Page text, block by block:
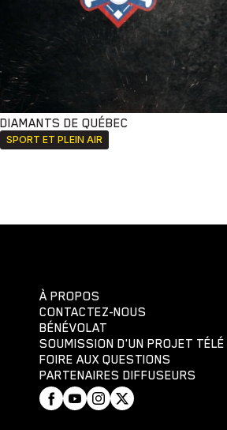
DIAMANTS DE QUÉBEC
SPORT ET PLEIN AIR
À PROPOS
CONTACTEZ-NOUS
BÉNÉVOLAT
SOUMISSION D'UN PROJET TÉLÉ
FOIRE AUX QUESTIONS
PARTENAIRES DIFFUSEURS